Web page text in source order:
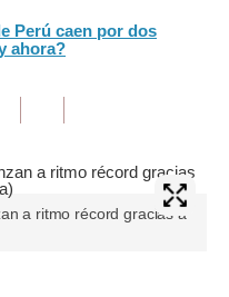
Perú caen por dos
ahora?
a ritmo récord gracias a